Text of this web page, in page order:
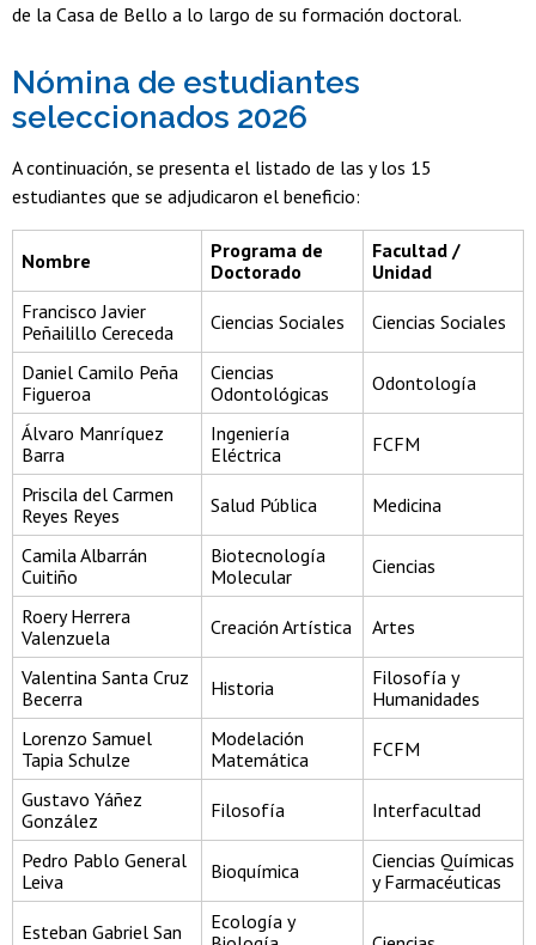
de la Casa de Bello a lo largo de su formación doctoral.
Nómina de estudiantes
seleccionados 2026
A continuación, se presenta el listado de las y los 15
estudiantes que se adjudicaron el beneficio:
Nombre
Programa de
Doctorado
Facultad /
Unidad
Francisco Javier
Peñailillo Cereceda
Ciencias Sociales Ciencias Sociales
Daniel Camilo Peña
Figueroa
Ciencias
Odontológicas
Odontología
Álvaro Manríquez
Barra
Ingeniería
Eléctrica
FCFM
Priscila del Carmen
Reyes Reyes
Salud Pública Medicina
Camila Albarrán
Cuitiño
Biotecnología
Molecular
Ciencias
Roery Herrera
Valenzuela
Creación Artística Artes
Valentina Santa Cruz
Becerra
Historia
Filosofía y
Humanidades
Lorenzo Samuel
Tapia Schulze
Modelación
Matemática
FCFM
Gustavo Yáñez
González
Filosofía Interfacultad
Pedro Pablo General
Leiva
Bioquímica
Ciencias Químicas
y Farmacéuticas
Esteban Gabriel San
Ecología y